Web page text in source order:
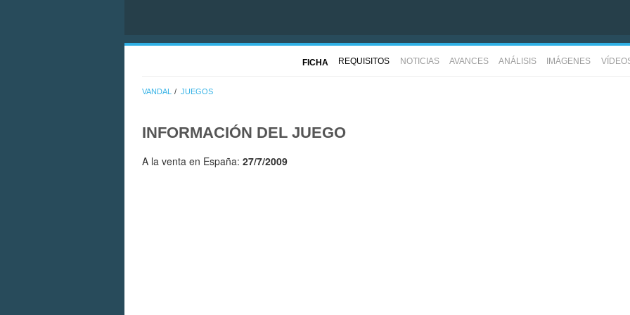
FICHA REQUISITOS NOTICIAS AVANCES ANÁLISIS IMÁGENES
VANDAL JUEGOS
INFORMACIÓN DEL JUEGO
A la venta en España: 27/7/2009